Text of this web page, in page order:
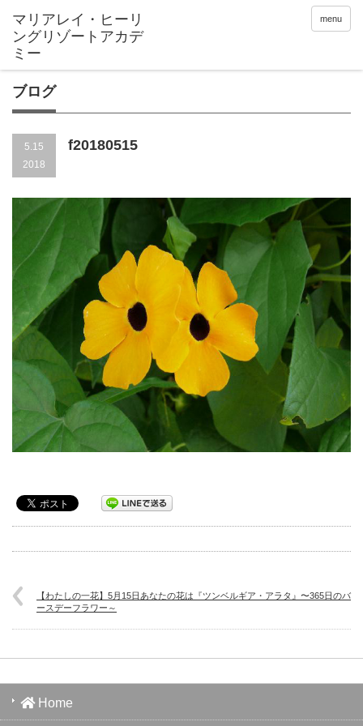
menu
ブログ
5.15
2018
f20180515
【わたしの一花】5月15日あなたの花は『ツンベルギア・アラタ』〜365日のバ
ースデーフラワー～
Home